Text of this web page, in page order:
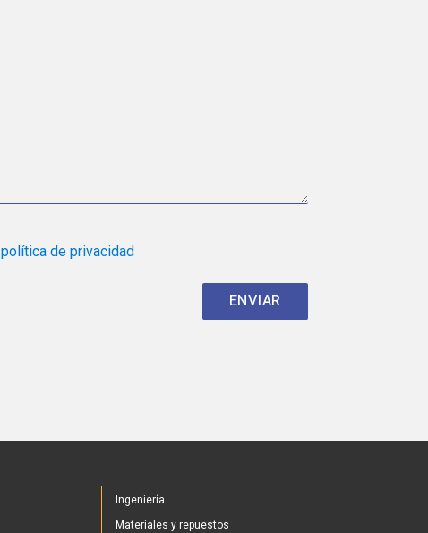
política de privacidad
Ingeniería
Materiales y repuestos